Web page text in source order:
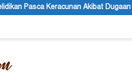
Menu MBG di Depapre